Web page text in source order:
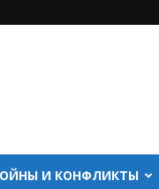
И КОНФЛИКТЫ